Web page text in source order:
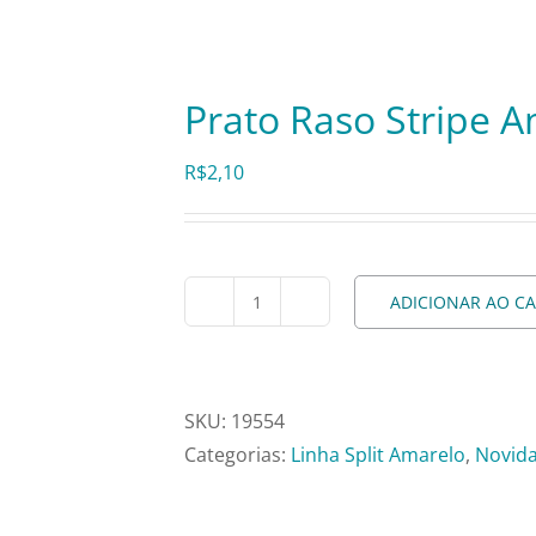
Prato Raso Stripe
R$2,10
Prato
Amarelo
Ca1210-
ADICIONAR AO
SKU: 19554
Categorias: Linha Split Amarelo,